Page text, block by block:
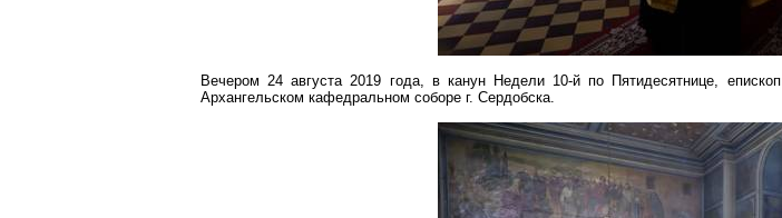
Вечером 24 августа 2019 года, в канун Недели 10-й по Пятидесятнице, епископ
Архангельском кафедральном соборе г. Сердобска.